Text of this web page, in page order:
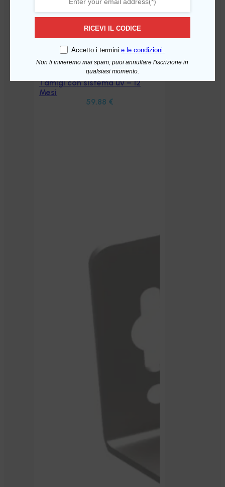
Aggiungi al carrello
Kit Manutenzione Acquamark
Tamigi con sistema uv – 12
Mesi
59,88 €
RICEVI IL CODICE
Accetto i terminie le condizioni.
Non ti invieremo mai spam; puoi annullare l'iscrizione in
qualsiasi momento.